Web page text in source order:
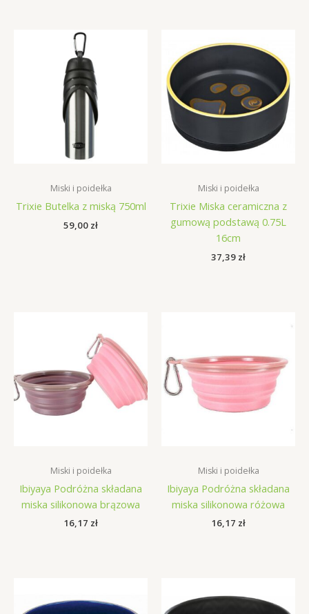
Miski i poidełka
Trixie Butelka z miską 750ml
59,00 zł
Miski i poidełka
Trixie Miska ceramiczna z
gumową podstawą 0.75L
16cm
37,39 zł
Miski i poidełka
Ibiyaya Podróżna składana
miska silikonowa brązowa
16,17 zł
Miski i poidełka
Ibiyaya Podróżna składana
miska silikonowa różowa
16,17 zł